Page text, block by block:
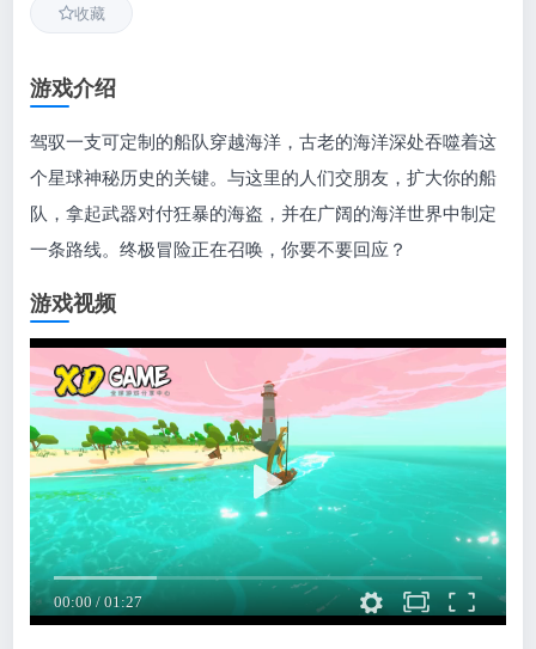
收藏
游戏介绍
驾驭一支可定制的船队穿越海洋，古老的海洋深处吞噬着这
个星球神秘历史的关键。与这里的人们交朋友，扩大你的船
队，拿起武器对付狂暴的海盗，并在广阔的海洋世界中制定
一条路线。终极冒险正在召唤，你要不要回应？
游戏视频